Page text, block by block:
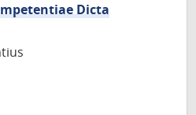
Dicta